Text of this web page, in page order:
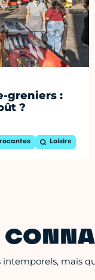
greniers :
?
Loisirs
intemporels, mais